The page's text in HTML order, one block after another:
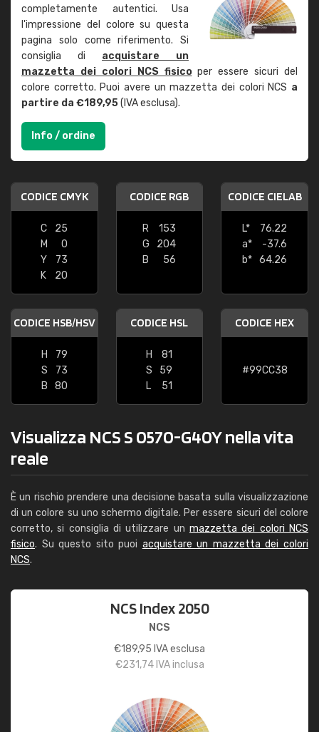
completamente autentici. Usa
l'impressione del colore su questa
pagina solo come riferimento. Si
consiglia di acquistare un
mazzetta dei colori NCS fisicoper essere sicuri del
colore corretto. Puoi avere un mazzetta dei colori NCS a
partire da €189,95(IVA esclusa).
Info / ordine
CODICE CMYK
C
25
M
0
Y
73
K
20
CODICE RGB
R
153
G
204
B
56
CODICE CIELAB
L*
76.22
a*
-37.6
b* 64.26
CODICE HSB/HSV
H
79
S
73
B
80
CODICE HSL
H
81
S
59
L
51
CODICE HEX
#99CC38
Visualizza NCS S 0570-G40Y nella vita
reale
È un rischio prendere una decisione basata sulla visualizzazione
di un colore su uno schermo digitale. Per essere sicuri del colore
corretto, si consiglia di utilizzare un mazzetta dei colori NCS
fisico. Su questo sito puoi acquistare un mazzetta dei colori
NCS.
NCS Index 2050
NCS
€189,95 IVA esclusa
€231,74IVA inclusa